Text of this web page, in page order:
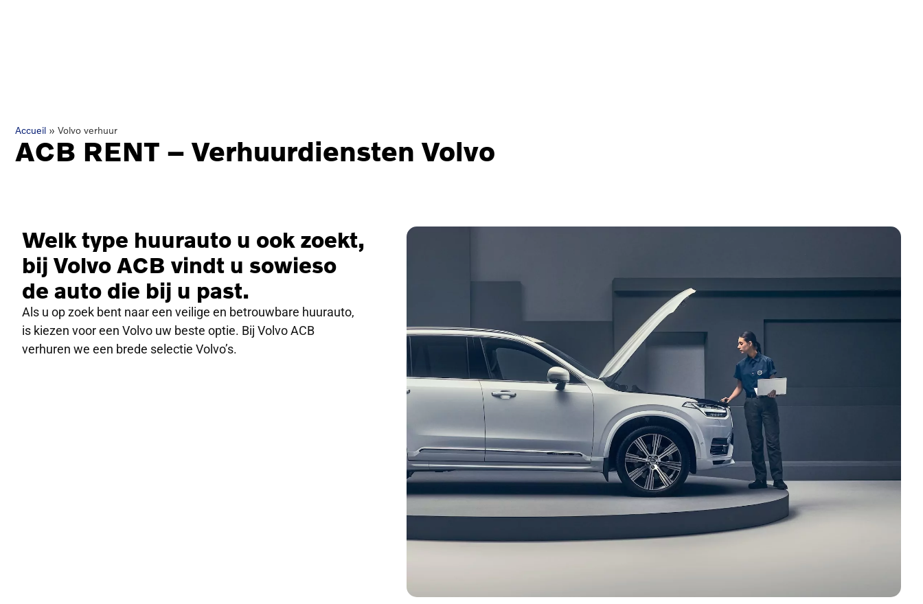
Accueil » Volvo verhuur
ACB RENT – Verhuurdiensten Volvo
Welk type huurauto u ook zoekt,
bij Volvo ACB vindt u sowieso
de auto die bij u past.
Als u op zoek bent naar een veilige en betrouwbare huurauto,
is kiezen voor een Volvo uw beste optie. Bij Volvo ACB
verhuren we een brede selectie Volvo’s.